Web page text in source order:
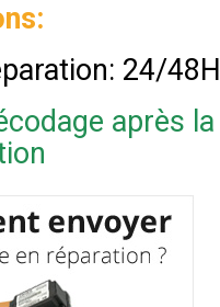
24/48H
après la